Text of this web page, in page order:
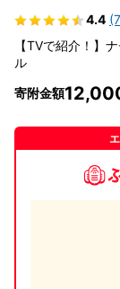
4.4
【TVで紹介！】
ル
寄附金額